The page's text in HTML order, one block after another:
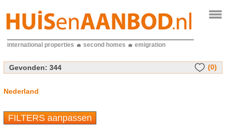
international properties second homes emigration
Gevonden: 344 (0)
Nederland
FILTERS aanpassen